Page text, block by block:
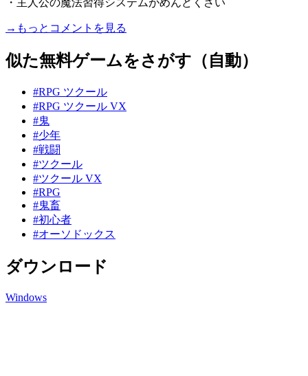
→もっとコメントを見る
似た無料ゲームをさがす（自動）
#RPG ツクール
#RPG ツクール VX
#鬼
#少年
#戦闘
#ツクール
#ツクール VX
#RPG
#鬼畜
#初心者
#オーソドックス
ダウンロード
Windows